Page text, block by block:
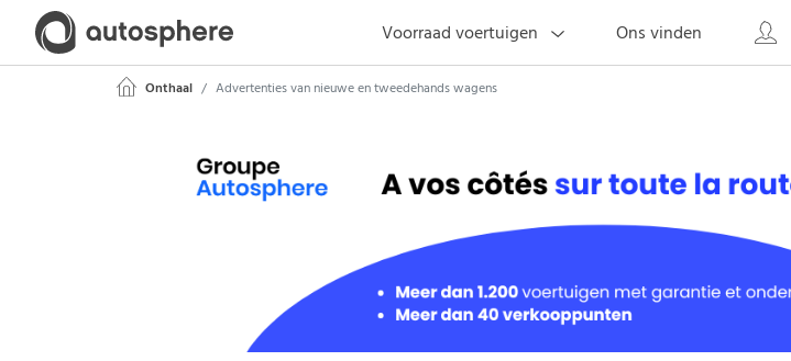
Voorraad voertuigen Ons vinden
Onthaal Advertenties van nieuwe en tweedehands wagens